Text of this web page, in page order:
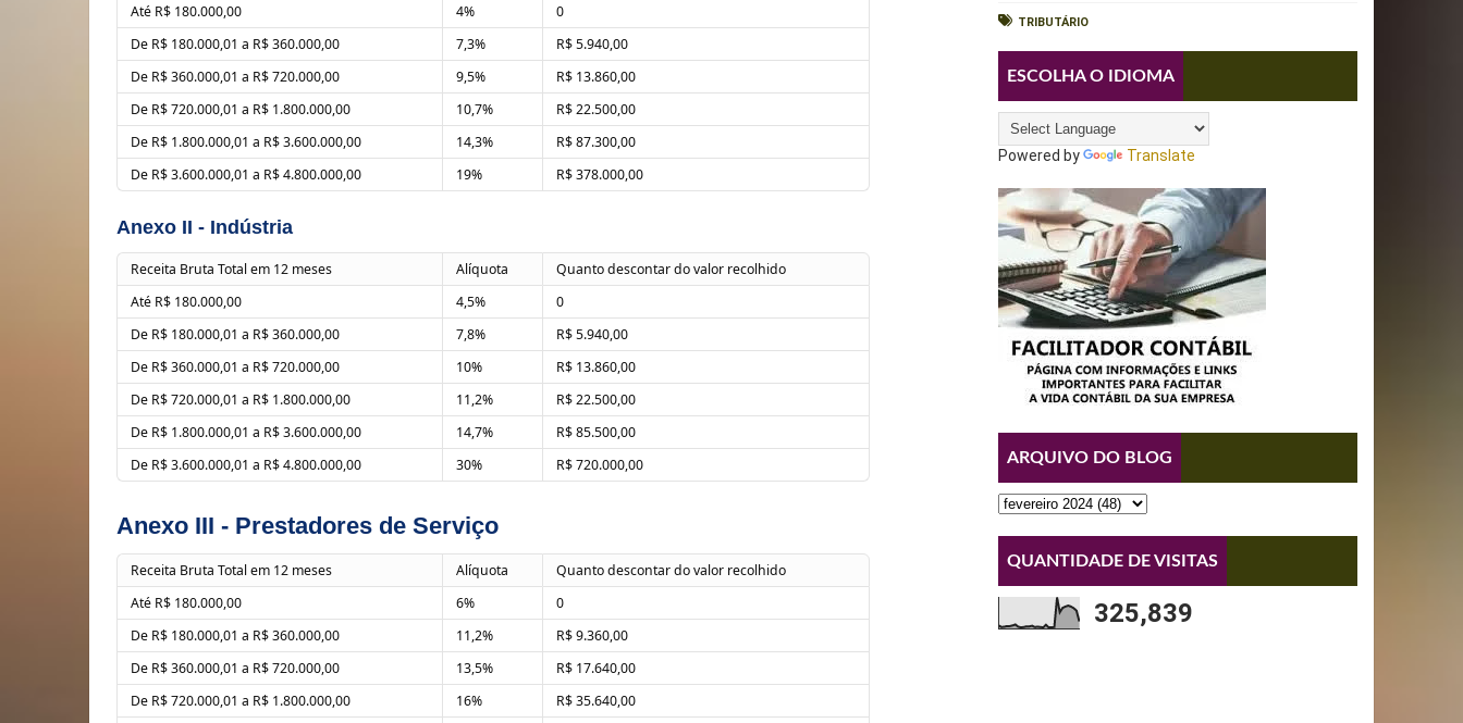
Até R$ 180.000,00
4%
0
De R$ 180.000,01 a R$ 360.000,00
7,3%
R$ 5.940,00
De R$ 360.000,01 a R$ 720.000,00
9,5%
R$ 13.860,00
De R$ 720.000,01 a R$ 1.800.000,00
10,7%
R$ 22.500,00
De R$ 1.800.000,01 a R$ 3.600.000,00
14,3%
R$ 87.300,00
De R$ 3.600.000,01 a R$ 4.800.000,00
19% R$ 378.000,00
Anexo II - Indústria
Receita Bruta Total em 12 meses Alíquota
Quanto descontar do valor recolhido
Até R$ 180.000,00
4,5%
0
De R$ 180.000,01 a R$ 360.000,00
7,8%
R$ 5.940,00
De R$ 360.000,01 a R$ 720.000,00
10%
R$ 13.860,00
De R$ 720.000,01 a R$ 1.800.000,00
11,2%
R$ 22.500,00
De R$ 1.800.000,01 a R$ 3.600.000,00
14,7%
R$ 85.500,00
De R$ 3.600.000,01 a R$ 4.800.000,00
30% R$ 720.000,00
Anexo III - Prestadores de Serviço
Receita Bruta Total em 12 meses Alíquota
Quanto descontar do valor recolhido
Até R$ 180.000,00
6%
0
De R$ 180.000,01 a R$ 360.000,00
11,2%
R$ 9.360,00
De R$ 360.000,01 a R$ 720.000,00
13,5%
R$ 17.640,00
De R$ 720.000,01 a R$ 1.800.000,00
16%
R$ 35.640,00
TRIBUTÁRIO
ESCOLHA O IDIOMA
Powered by Translate
ARQUIVO DO BLOG
QUANTIDADE DE VISITAS
325,839